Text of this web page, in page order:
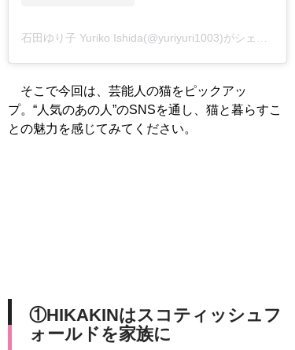
石田ゆり子 Yuriko Ishida(@yuriyuri1003)がシェアした投稿
そこで今回は、芸能人の猫をピックアッ
プ。“人気のあの人”のSNSを通し、猫と暮らすこ
との魅力を感じてみてください。
①HIKAKINはスコティッシュフ
ォールドを家族に